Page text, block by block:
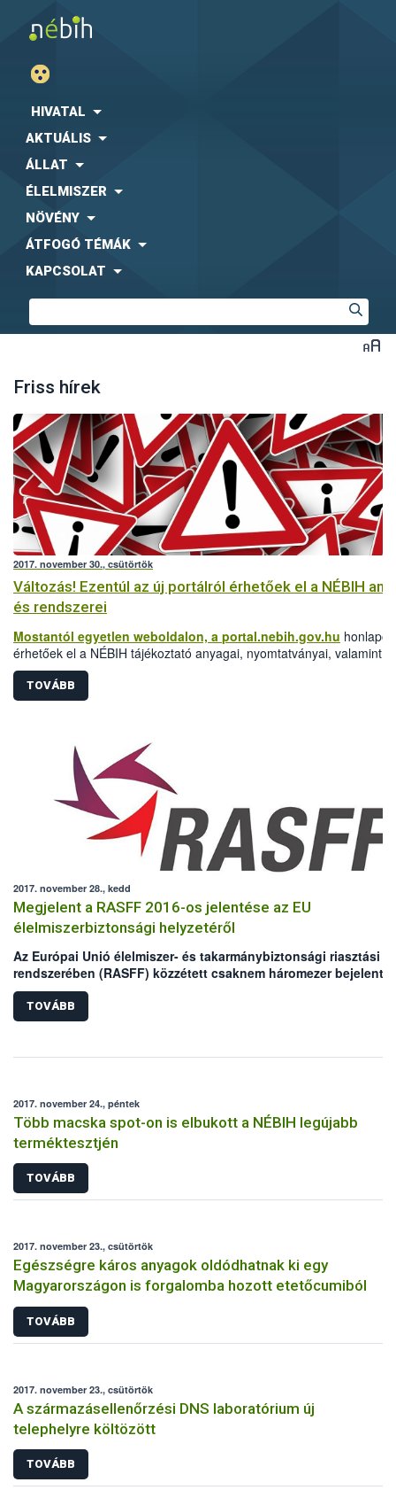
HIVATAL
AKTUÁLIS
ÁLLAT
ÉLELMISZER
NÖVÉNY
ÁTFOGÓ TÉMÁK
KAPCSOLAT
Friss hírek
2017. november 30., csütörtök
Változás! Ezentúl az új portálról érhetőek el a NÉBIH
és rendszerei
Mostantól egyetlen weboldalon, a portal.nebih.gov.hu honlapon
érhetőek el a NÉBIH tájékoztató anyagai, nyomtatványai, valamint
szakrendeszerei is.
TOVÁBB
2017. november 28., kedd
Megjelent a RASFF 2016-os jelentése az EU
élelmiszerbiztonsági helyzetéről
Az Európai Unió élelmiszer- és takarmánybiztonsági riasztási
rendszerében (RASFF) közzétett csaknem háromezer
kevesebb mint 1%-a érintett magyar előállítású terméket 2016-
– derült ki az Európai Bizottság éves összegzéséből. A 141
vonatkozású ügy főként különleges táplálkozási célú
vonatkozott.
TOVÁBB
2017. november 24., péntek
Több macska spot-on is elbukott a NÉBIH legújabb
terméktesztjén
TOVÁBB
2017. november 23., csütörtök
Egészségre káros anyagok oldódhatnak ki egy
Magyarországon is forgalomba hozott etetőcumiból
TOVÁBB
2017. november 23., csütörtök
A származásellenőrzési DNS laboratórium új
telephelyre költözött
TOVÁBB